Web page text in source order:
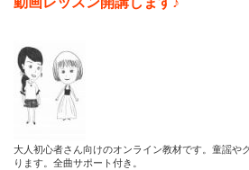
大人初心者さん向けのオンライン教材です。童謡や
ります。全曲サポート付き。